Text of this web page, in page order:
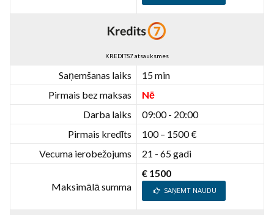
KREDITS7 atsauksmes
Saņemšanas laiks
15 min
Pirmais bez maksas
Nē
Darba laiks
09:00 - 20:00
Pirmais kredīts
100 – 1500 €
Vecuma ierobežojums
21 - 65 gadi
Maksimālā summa
€ 1500
SAŅEMT NAUDU